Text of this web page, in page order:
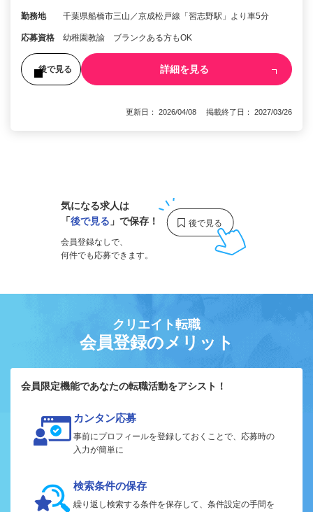
勤務地 千葉県船橋市三山／京成松戸線「習志野駅」より車5分
応募資格 幼稚園教諭 ブランクある方もOK
後で見る 詳細を見る
更新日： 2026/04/08 掲載終了日： 2027/03/26
気になる求人は
「後で見る 」で保存！
会員登録なしで、
何件でも応募できます。
クリエイト転職
会員登録のメリット
会員限定機能であなたの転職活動をアシスト！
カンタン応募
事前にプロフィールを登録しておくことで、応募時の
入力が簡単に
検索条件の保存
繰り返し検索する条件を保存して、条件設定の手間を